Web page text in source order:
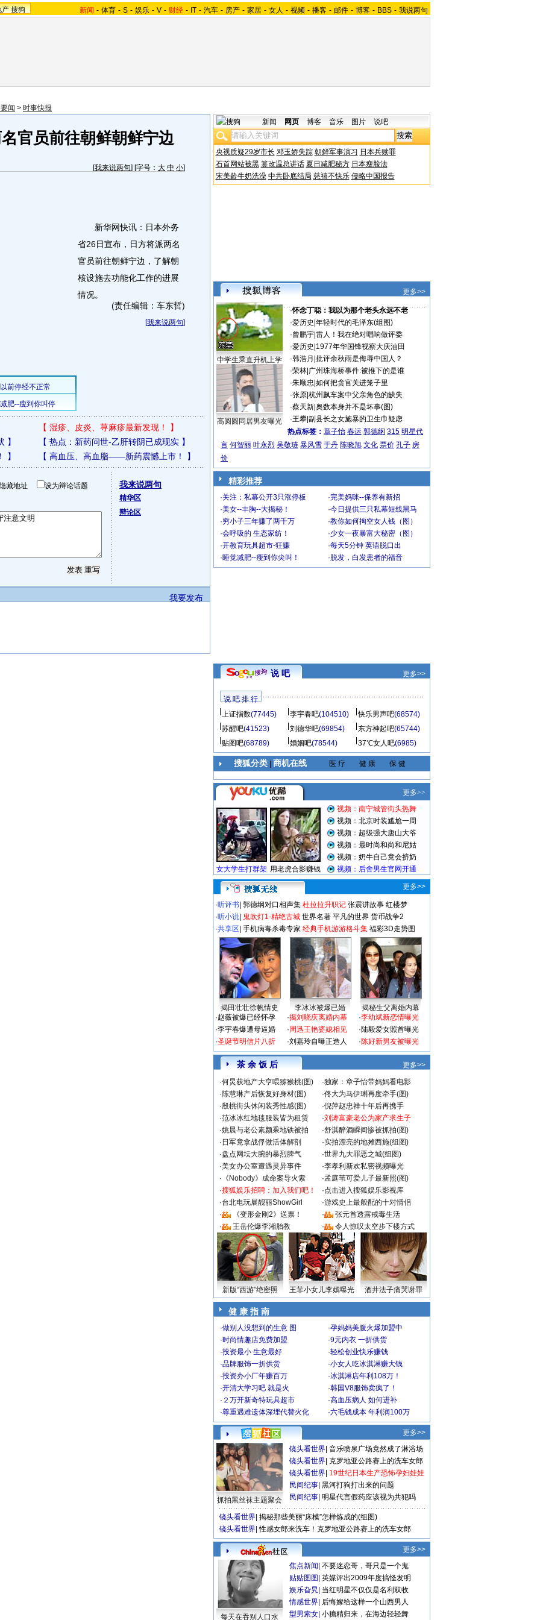
产 搜狗 新闻 - 体育 - S - 娱乐 - V - 财经 - IT - 汽车 - 房产 - 家居 - 女人 - 视频 - 播客 - 邮件 - 博客 - BBS - 我说两句
闻 > 时事快报
官员前往朝鲜朝鲜宁边
[我来说两句] [字号： 大 中 小]
新华网快讯：日本外务
省26日宣布，日方将派两名
官员前往朝鲜宁边，了解朝
核设施去功能化工作的进展
情况。
(责任编辑：车东哲)
[我来说两句]
【 湿疹、皮炎、荨麻疹最新发现！
】
】 【 热点：新药问世-乙肝转阴已成现实】
】 【 高血压、高血脂——新药震憾上市！ 】
藏地址 设为辩论话题 我来说两句
精华区
辩论区
我要发布
新闻 网页 博客 音乐 图片 说吧
央视质疑29岁市长 邓玉娇失踪 朝鲜军事演习 日本兵赎罪
石首网站被黑 篡改温总讲话 夏日减肥秘方 日本瘦脸法
宋美龄牛奶洗澡 中共卧底结局 慈禧不快乐 侵略中国报告
更多>>
中学生乘直升机上学
高圆圆同居男友曝光
·怀念丁聪：我以为那个老头永远不老
·爱历史 年轻时代的毛泽东(组图)
·曾鹏宇| 雷人！我在绝对唱响做评委
·爱历史 1977年华国锋视察大庆油田
·韩浩月 批评余秋雨是侮辱中国人？
·荣林| 广州珠海桥事件:被推下的是谁
·朱顺忠 如何把贪官关进笼子里
·张原| 杭州飙车案中父亲角色的缺失
·蔡天新| 奥数本身并不是坏事(图)
·王攀| 副县长之女施暴的卫生巾疑虑
热点标签： 章子怡 春运 郭德纲 315 明星代
言 何智丽 叶永烈 吴敬琏 暴风雪 于丹 陈晓旭 文化 票价 孔子 房
价
精彩推荐
·关注：私幕公开3只涨停板 ·完美妈咪--保养有新招
·美女--丰胸--大揭秘！ ·今日提供三只私幕短线黑马
·穷小子三年赚了两千万 ·教你如何掏空女人钱（图）
·会呼吸的 生态家纺！ ·少女一夜暴富大秘密（图）
·开教育玩具超市-狂赚 ·每天5分钟 英语脱口出
·睡觉减肥--瘦到你尖叫！ · 脱发，白发患者的福音
说 吧 更多>>
说 吧 排 行
上证指数(77445) 李宇春吧(104510) 快乐男声吧(68574)
苏醒吧(41523) 刘德华吧(69854) 东方神起吧(65744)
贴图吧(68789) 婚姻吧(78544) 37℃女人吧(6985)
搜狐分类| 商机在线 医 疗 健 康 保 健
更多>>
·听评书 郭德纲对口相声集 杜拉拉升职记 张震讲故事 红楼梦
·听小说 鬼吹灯1-精绝古城 世界名著 平凡的世界 货币战争2
·共享区 手机病毒杀毒专家 经典手机游游格斗集 福彩3D走势图
揭田壮壮徐帆情史 李冰冰被爆已婚
揭秘生父离婚内幕
·赵薇被爆已经怀孕
·李宇春爆遭母逼婚
·圣诞节明信片八折
·揭刘晓庆离婚内幕
·周迅王艳婆媳相见
·刘嘉玲自曝正造人
·李幼斌新恋情曝光
·陆毅爱女照首曝光
·陈好新男友被曝光
茶 余 饭 后
更多>>
·何炅获地产大亨喂猕猴桃(图) ·独家：章子怡带妈妈看电影
·陈慧琳产后恢复好身材(图) ·佟大为马伊琍再度牵手(图)
·殷桃街头休闲装秀性感(图) ·倪萍赵忠祥十年后再携手
·范冰冰红地毯服装皆为租赁 ·刘涛富豪老公为家产求生子
·姚晨与老公素颜乘地铁被拍 ·舒淇醉酒瞬间惨被抓拍(图)
· 日军竟拿战俘做活体解剖 ·实拍漂亮的地摊西施(组图)
·盘点网坛大腕的暴烈脾气 ·世界九大罪恶之城(组图)
·美女办公室遭遇灵异事件 ·李孝利新欢私密视频曝光
· 《Nobody》成命案导火索 ·孟庭苇可爱儿子最新照(图)
·搜狐娱乐招聘：加入我们吧！ ·点击进入搜狐娱乐影视库
·台北电玩展靓丽ShowGirl ·游戏史上最般配的十对情侣
·
《变形金刚2》送票！ ·
张元首透露戒毒生活
·
王岳伦爆李湘胎教 · 令人惊叹太空步下楼方式
新版“西游”绝密照 王菲小女儿李嫣曝光 酒井法子痛哭谢罪
健 康 指 南
·做别人没想到的生意 图 ·孕妈妈美腹火爆加盟中
·时尚情趣店免费加盟 ·9元内衣 一折供货
·投资最小 生意最好 ·轻松创业快乐赚钱
·品牌服饰一折供货 ·小女人吃冰淇淋赚大钱
·投资办小厂年赚百万 ·冰淇淋店年利108万！
·开清大学习吧 就是火 ·韩国V8服饰卖疯了！
· ２万开新奇特玩具超市 ·高血压病人 如何进补
·尊重遇难遗体深埋代替火化 ·六毛钱成本 年利润100万
更多>>
抓拍黑丝袜主题聚会
镜头看世界 音乐喷泉广场竟然成了淋浴场
镜头看世界 克罗地亚公路赛上的洗车女郎
镜头看世界 19世纪日本生产恐怖孕妇娃娃
民间纪事 黑河打狗打出来的问题
民间纪事 明星代言假药应该视为共犯吗
镜头看世界 揭秘那些美丽“床模”怎样炼成的(组图)
镜头看世界 性感女郎来洗车！克罗地亚公路赛上的洗车女郎
更多>>
每天在吞别人口水
焦点新闻 不要迷恋哥，哥只是一个鬼
贴贴图图 英媒评出2009年度搞怪发明
娱乐旮旯 当红明星不仅仅是名利双收
情感世界 后悔嫁给这样一个山西男人
型男索女 小糖精归来，在海边轻轻舞